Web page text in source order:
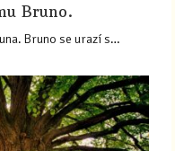
Bruno.
Bruno se urazí s…